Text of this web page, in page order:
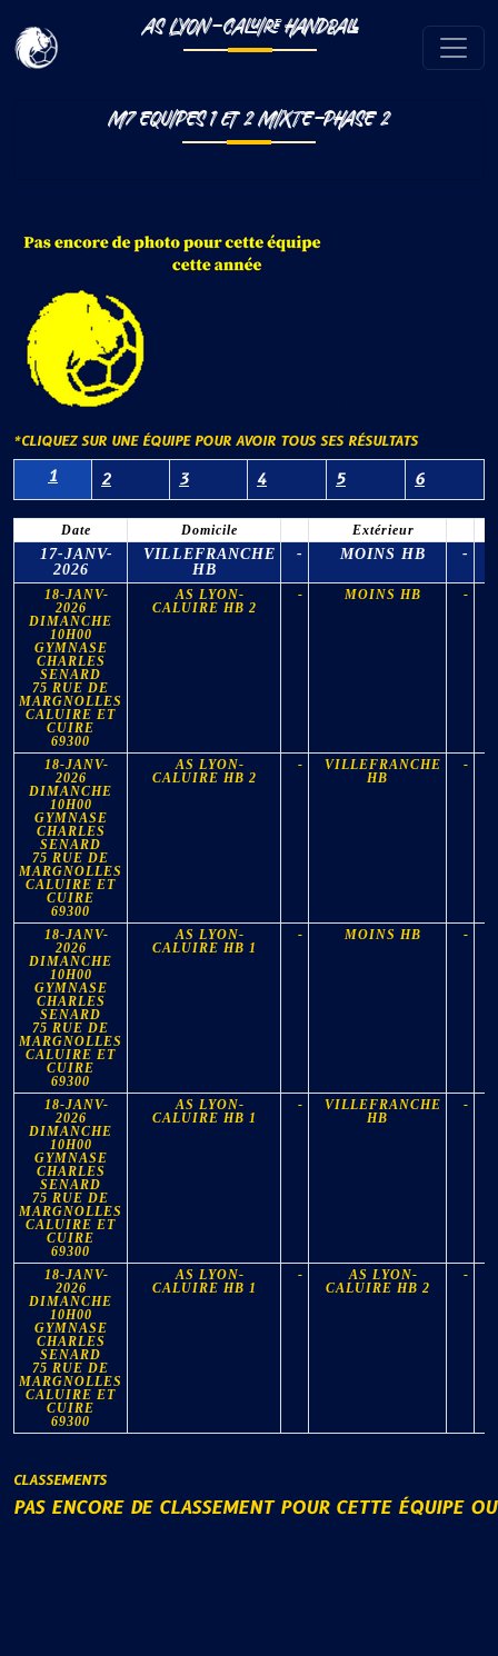
AS LYON-CALUIRE HANDBALL
M7 EQUIPES 1 ET 2 MIXTE-PHASE 2
*CLIQUEZ SUR UNE ÉQUIPE POUR AVOIR TOUS SES RÉSULTATS
1 2 3 4 5 6
Date Domicile Extérieur
17-JANV-
2026
VILLEFRANCHE
HB
- MOINS HB -
18-JANV-
2026
DIMANCHE
10H00
GYMNASE
CHARLES
SENARD
75 RUE DE
MARGNOLLES
CALUIRE ET
CUIRE
69300
AS LYON-
CALUIRE HB 2
- MOINS HB -
18-JANV-
2026
DIMANCHE
10H00
GYMNASE
CHARLES
SENARD
75 RUE DE
MARGNOLLES
CALUIRE ET
CUIRE
69300
AS LYON-
CALUIRE HB 2
-
VILLEFRANCHE
HB
-
18-JANV-
2026
DIMANCHE
10H00
GYMNASE
CHARLES
SENARD
75 RUE DE
MARGNOLLES
CALUIRE ET
CUIRE
69300
AS LYON-
CALUIRE HB 1
- MOINS HB -
18-JANV-
2026
DIMANCHE
10H00
GYMNASE
CHARLES
SENARD
75 RUE DE
MARGNOLLES
CALUIRE ET
CUIRE
69300
AS LYON-
CALUIRE HB 1
-
VILLEFRANCHE
HB
-
18-JANV-
2026
DIMANCHE
10H00
GYMNASE
CHARLES
SENARD
75 RUE DE
MARGNOLLES
CALUIRE ET
CUIRE
69300
AS LYON-
CALUIRE HB 1
-
AS LYON-
CALUIRE HB 2
-
CLASSEMENTS
PAS ENCORE DE CLASSEMENT POUR CETTE ÉQUIPE